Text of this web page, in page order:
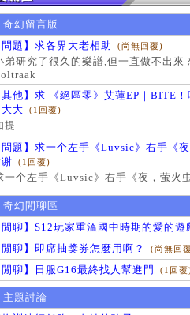
奇幻留言版
問題】求各界大老相助 (尚無回覆)
弟研究了很久的樂譜,但一直做不出
其他】求 《絕區零》艾蓮EP｜BITE
大
(1回覆)
提
問題】求一个左手《Luvsic》右手《
(1回覆)
一个左手《Luvsic》右手《夜，萤火
奇幻閒聊區
閒聊】S12玩家重溫國中時期的愛的遊
閒聊】即席抽獎券怎麼用啊？ (尚無回
閒聊】日服G16最終找人幫進門 (1回覆
主題討論